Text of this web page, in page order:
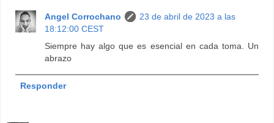
Angel Corrochano
23 de abril de 2023 a las
18:12:00 CEST
Siempre hay algo que es esencial en cada toma. Un
abrazo
Responder